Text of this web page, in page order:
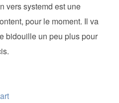
vers systemd est une
pour le moment. Il va
bidouille un peu plus pour